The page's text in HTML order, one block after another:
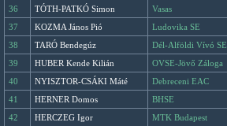
36
TÓTH-PATKÓ Simon Vasas
37
KOZMA János Pió Ludovika SE
38
TARÓ Bendegúz Dél-Alföldi Vívó SE
39
HUBER Kende Kilián OVSE-Jövő Záloga
40
NYISZTOR-CSÁKI Máté Debreceni EAC
41
HERNER Domos BHSE
42
HERCZEG Igor MTK Budapest